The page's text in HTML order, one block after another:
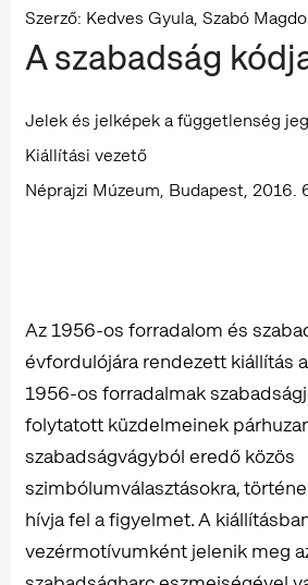
Szerző: Kedves Gyula, Szabó
A szabadság
Jelek és jelképek a függetlenség
Kiállítási vezető
Néprajzi Múzeum, Budapest, 2016.
Az 1956-os forradalom és
évfordulójára rendezett kiállítás
1956-os forradalmak
folytatott küzdelmeinek
szabadságvágyból eredő közös
szimbólumválasztásokra,
hívja fel a figyelmet. A
vezérmotívumként jelenik meg